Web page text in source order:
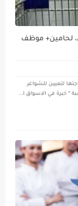
لحامين+ موظف
لتعيين للشواغر